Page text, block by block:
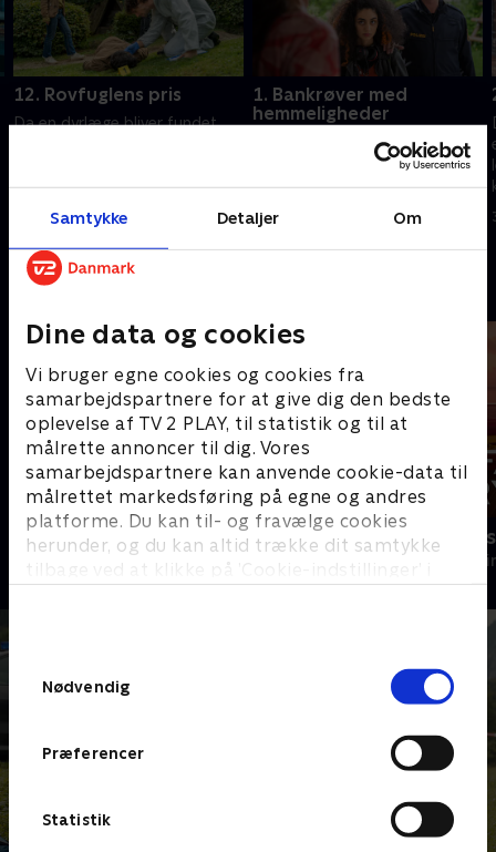
Samtykke Detaljer Om
Dine data og cookies
Vi bruger egne cookies og cookies fra
samarbejdspartnere for at give dig den bedste
oplevelse af TV 2 PLAY, til statistik og til at
målrette annoncer til dig. Vores
samarbejdspartnere kan anvende cookie-data til
målrettet markedsføring på egne og andres
platforme. Du kan til- og fravælge cookies
herunder, og du kan altid trække dit samtykke
tilbage ved at klikke på ’Cookie-indstillinger’ i
Nødvendig
Præferencer
Statistik
12. Rovfuglens pris
Da en dyrlæge bliver fundet
hemmelig graviditet op og ned
29. oktober 2025 • 48 min
1. Bankrøver med
hemmeligheder
Beissl får uanmeldt besøg af
Ellis gådefulde niece.
Ubehagelige minder vækkes
bankrøver bliver myrdet kort
tid efter sin løsladelse.
Andre så også
Mord på Mallorca
Krimi & Spænding • 2 sæsoner
Farligt
Krimi &